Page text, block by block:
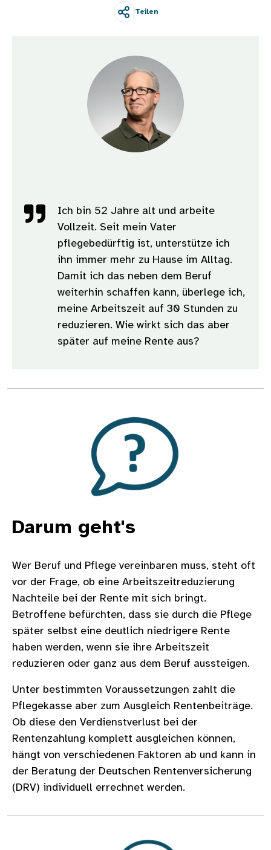
Teilen
Ich bin 52 Jahre alt und arbeite
Vollzeit. Seit mein Vater
pflegebedürftig ist, unterstütze ich
ihn immer mehr zu Hause im Alltag.
Damit ich das neben dem Beruf
weiterhin schaffen kann, überlege ich,
meine Arbeitszeit auf 30 Stunden zu
reduzieren. Wie wirkt sich das aber
später auf meine Rente aus?
Darum geht's
Wer Beruf und Pflege vereinbaren muss, steht oft
vor der Frage, ob eine Arbeitszeitreduzierung
Nachteile bei der Rente mit sich bringt.
Betroffene befürchten, dass sie durch die Pflege
später selbst eine deutlich niedrigere Rente
haben werden, wenn sie ihre Arbeitszeit
reduzieren oder ganz aus dem Beruf aussteigen.
Unter bestimmten Voraussetzungen zahlt die
Pflegekasse aber zum Ausgleich Rentenbeiträge.
Ob diese den Verdienstverlust bei der
Rentenzahlung komplett ausgleichen können,
hängt von verschiedenen Faktoren ab und kann in
der Beratung der Deutschen Rentenversicherung
(DRV) individuell errechnet werden.